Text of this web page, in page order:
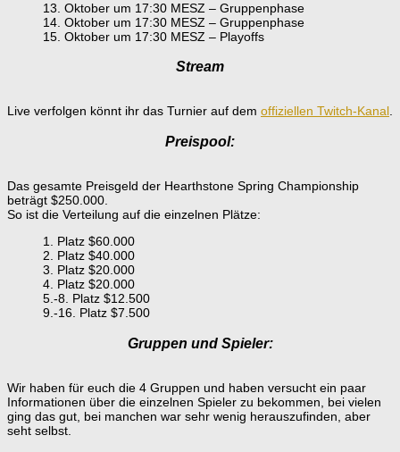
13. Oktober um 17:30 MESZ – Gruppenphase
14. Oktober um 17:30 MESZ – Gruppenphase
15. Oktober um 17:30 MESZ – Playoffs
Stream
Live verfolgen könnt ihr das Turnier auf dem offiziellen Twitch-Kanal.
Preispool:
Das gesamte Preisgeld der Hearthstone Spring Championship
beträgt $250.000.
So ist die Verteilung auf die einzelnen Plätze:
1. Platz $60.000
2. Platz $40.000
3. Platz $20.000
4. Platz $20.000
5.-8. Platz $12.500
9.-16. Platz $7.500
Gruppen und Spieler:
Wir haben für euch die 4 Gruppen und haben versucht ein paar
Informationen über die einzelnen Spieler zu bekommen, bei vielen
ging das gut, bei manchen war sehr wenig herauszufinden, aber
seht selbst.